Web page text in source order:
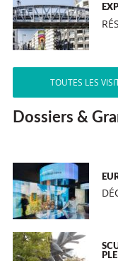
TOUTES LES
Dossiers &